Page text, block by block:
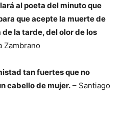
al poeta del minuto que
que acepte la muerte de
la tarde, del olor de los
Zambrano
tan fuertes que no
cabello de mujer. – Santiago